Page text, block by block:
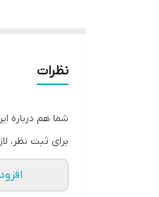
نظرات
شما هم درباره
برای ثبت نظر،